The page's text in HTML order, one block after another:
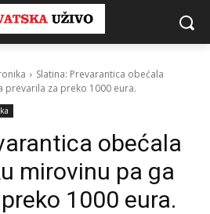
Slatina: Prevarantica obećala
prevarila za preko 1000 eura.
obećala
mirovinu pa ga
1000 eura.